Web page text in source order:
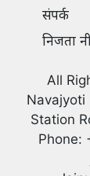
संपर्क
निजता
All
Navajyoti
Station
Phone: